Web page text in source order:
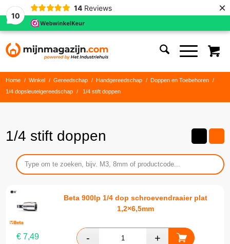
10
14 Reviews ×
Home / Winkel / Gereedschap / Handgereedschap / Doppen en Toebehoren
/
1/4 dopsleutelgereedschap
/ 1/4 stift doppen
1/4 stift doppen
Beta 900lp 1/4 dop schroevendraaier plat
1,2×6,5mm
€ 7,49